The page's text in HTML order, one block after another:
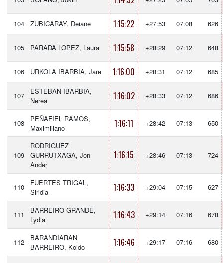
104 ZUBICARAY, Deiane 1:15:22 +27:53 07:08 626
105 PARADA LOPEZ, Laura 1:15:58 +28:29 07:12 648
106 URKOLA IBARBIA, Jare 1:16:00 +28:31 07:12 685
107
ESTEBAN IBARBIA,
Nerea
1:16:02 +28:33 07:12 686
108
PEÑAFIEL RAMOS,
Maximiliano
1:16:11 +28:42 07:13 650
109
RODRIGUEZ
GURRUTXAGA, Jon
Ander
1:16:15 +28:46 07:13 724
110
FUERTES TRIGAL,
Siridia
1:16:33 +29:04 07:15 627
111
BARREIRO GRANDE,
Lydia
1:16:43 +29:14 07:16 678
112
BARANDIARAN
BARREIRO, Koldo
1:16:46 +29:17 07:16 680